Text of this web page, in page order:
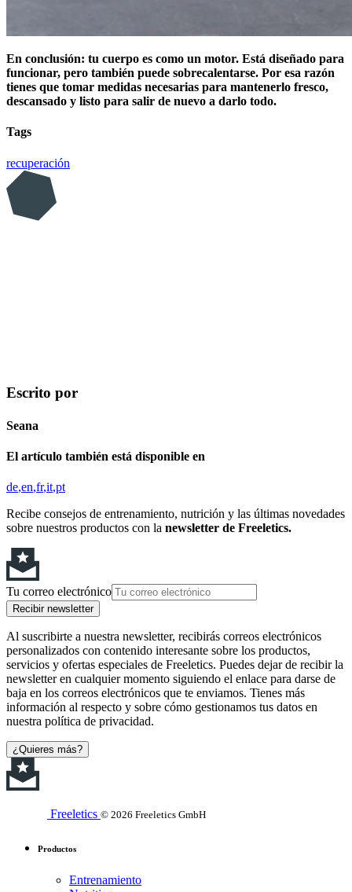
En conclusión: tu cuerpo es como un motor. Está diseñado para
funcionar, pero también puede sobrecalentarse. Por esa razón
tienes que tomar medidas necesarias para mantenerlo fresco,
descansado y listo para salir de nuevo a darlo todo.
Tags
recuperación
Escrito por
Seana
El artículo también está disponible en
de en fr it pt
Recibe consejos de entrenamiento, nutrición y las últimas novedades
sobre nuestros productos con la newsletter de Freeletics.
Tu correo electrónico
Recibir newsletter
Al suscribirte a nuestra newsletter, recibirás correos electrónicos
personalizados con contenido interesante sobre los productos,
servicios y ofertas especiales de Freeletics. Puedes dejar de recibir la
newsletter en cualquier momento siguiendo el enlace para darse de
baja en los correos electrónicos que te enviamos. Tienes más
información al respecto y sobre cómo gestionamos tus datos en
nuestra política de privacidad.
¿Quieres más?
Freeletics © 2026 Freeletics GmbH
Productos
Entrenamiento